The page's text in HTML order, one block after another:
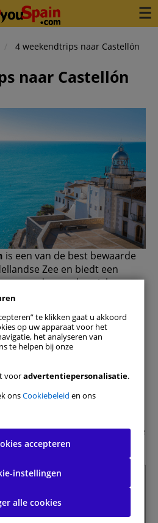
4 weekendtrips naar Castellón
naar Castellón
is een van de best bewaarde
Zee en biedt een
stranden, authentieke
natuurparadijzen. Als u
de dagelijkse sleur en wilt
weg naar Castellón
keuze. BijDoYouSpain
samengesteld om u te
reis te halen.
zelden ruimte biedt
op je eigen tempo de
Daarom is
genieten, dienstregelingen te
roadtrip samen te
doen in Benicassim?
te klikken gaat u akkoord
op uw apparaat voor het
het analyseren van
te helpen bij onze
vooradvertentiepersonalisatie.
onsCookiebeleid en ons
instellingen
alle cookies
accepteren
toestaan